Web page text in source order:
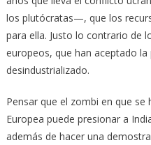
los plutócratas—, que los
para ella. Justo lo contrario de
europeos, que han aceptado la
desindustrializado.
Pensar que el zombi en que
Europea puede presionar a
además de hacer una